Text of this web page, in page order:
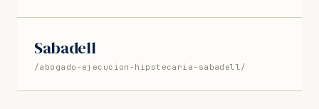
Sabadell
/abogado-ejecucion-hipotecaria-sabadell/